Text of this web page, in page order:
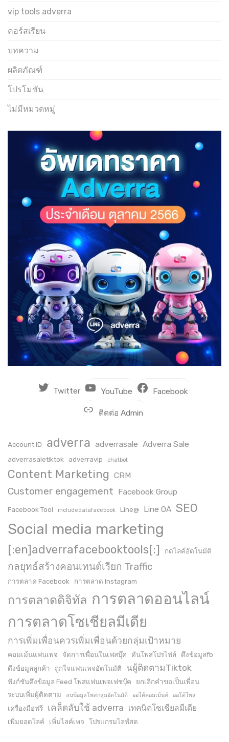
vip tools adverra
คอร์สเรียน
บทความ
ผลิตภัณฑ์
โปรโมชัน
ไม่มีหมวดหมู่
Twitter YouTube Facebook
ติดต่อ Admin
Account ID adverra adverrasale Adverra Sale
adverrasaletiktok adverravip chatbot
Content Marketing CRM
Customer engagement Facebook Group
Facebook Tool includedatafacebook Line@ Line OA SEO
Social media marketing
[:en]adverrafacebooktools[:] กดไลค์อัตโนมัติ
กลยุทธ์สร้างคอนเทนต์เรียก Traffic
การตลาด Facebook การตลาด Instagram
การตลาดดิจิทัล การตลาดออนไลน์
การตลาดโซเชียลมีเดีย
การเพิ่มเพื่อนควรเพิ่มเพื่อนด้วยกลุ่มเป้าหมาย
คอมเม้นแฟนเพจ จัดการเพื่อนในเฟสบุ๊ค ดันโพสโปรไฟล์
ดึงข้อมูลfb
ดึงข้อมูลลูกค้า
ถูกใจแฟนเพจอัตโนมัติ นผู้ติดตามTiktok
ฟังก์ชันดึงข้อมูล Feed โพสแฟนเพจเฟชบุ๊ค
ยกเลิกคำขอเป็นเพื่อน
ระบบเพิ่มผู้ติดตาม
ลบข้อมูลโพสกลุ่มอัตโนมัติ ออโต้คอมเม้นท์ ออโต้โพส
เครื่องมือฟรี เคล็ดลับใช้ adverra เทคนิคโซเชียลมีเดีย
เพิ่มยอดไลค์ เพิ่มไลค์เพจ โปรแกรมไลฟ์สด